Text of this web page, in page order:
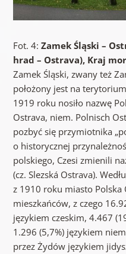
Fot. 4: Zamek Śląski –
hrad – Ostrava), Kraj
Zamek Śląski, zwany też
położony jest na
1919 roku nosiło nazwę
Ostrava, niem. Polnisch
pozbyć się przymiotnika
o historycznej
polskiego, Czesi zmienili
(cz. Slezská Ostrava).
z 1910 roku miasto Polska
mieszkańców, z czego
językiem czeskim, 4.467
1.296 (5,7%) językiem
przez Żydów językiem